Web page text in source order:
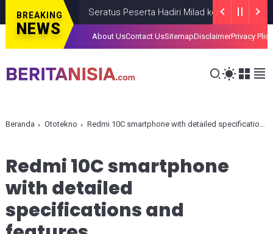
BREAKING
NEWS
Seratus Peserta Hadiri Milad ke-VI HIMMAH DIY
About UsContact UsSitemapDisclaimerPrivacy Plice
Beranda Ototekno Redmi 10C smartphone with detailed specifications and features
Redmi 10C smartphone
with detailed
specifications and